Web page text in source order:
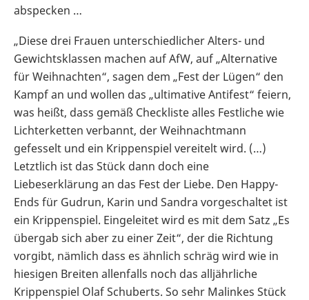
abspecken …
„Diese drei Frauen unterschiedlicher Alters- und
Gewichtsklassen machen auf AfW, auf „Alternative
für Weihnachten“, sagen dem „Fest der Lügen“ den
Kampf an und wollen das „ultimative Antifest“ feiern,
was heißt, dass gemäß Checkliste alles Festliche wie
Lichterketten verbannt, der Weihnachtmann
gefesselt und ein Krippenspiel vereitelt wird. (…)
Letztlich ist das Stück dann doch eine
Liebeserklärung an das Fest der Liebe. Den Happy-
Ends für Gudrun, Karin und Sandra vorgeschaltet ist
ein Krippenspiel. Eingeleitet wird es mit dem Satz „Es
übergab sich aber zu einer Zeit“, der die Richtung
vorgibt, nämlich dass es ähnlich schräg wird wie in
hiesigen Breiten allenfalls noch das alljährliche
Krippenspiel Olaf Schuberts. So sehr Malinkes Stück